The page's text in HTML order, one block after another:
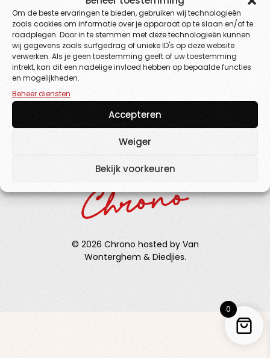
Om de beste ervaringen te bieden, gebruiken wij technologieën
zoals cookies om informatie over je apparaat op te slaan en/of te
raadplegen. Door in te stemmen met deze technologieën kunnen
wij gegevens zoals surfgedrag of unieke ID's op deze website
verwerken. Als je geen toestemming geeft of uw toestemming
intrekt, kan dit een nadelige invloed hebben op bepaalde functies
en mogelijkheden.
Beheer diensten
Accepteren
Weiger
Bekijk voorkeuren
Chrono?
GET TICKETS
© 2026 Chrono hosted by Van
Wonterghem & Diedjies.
0